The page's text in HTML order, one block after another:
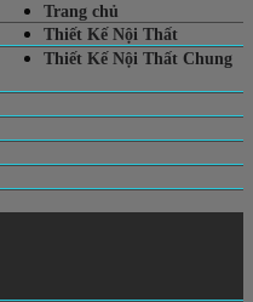
Trang chủ
Thiết Kế Nội Thất
Thiết Kế Nội Thất Chung